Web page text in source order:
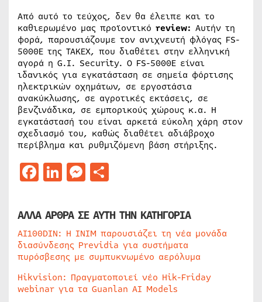
Από αυτό το τεύχος, δεν θα έλειπε και το
καθιερωμένο μας προϊοντικό review: Αυτήν τη
φορά, παρουσιάζουμε τον ανιχνευτή φλόγας FS-
5000E της TAKEX, που διαθέτει στην ελληνική
αγορά η G.I. Security. Ο FS-5000E είναι
ιδανικός για εγκατάσταση σε σημεία φόρτισης
ηλεκτρικών οχημάτων, σε εργοστάσια
ανακύκλωσης, σε αγροτικές εκτάσεις, σε
βενζινάδικα, σε εμπορικούς χώρους κ.α. Η
εγκατάστασή του είναι αρκετά εύκολη χάρη στον
σχεδιασμό του, καθώς διαθέτει αδιάβροχο
περίβλημα και ρυθμιζόμενη βάση στήριξης.
Facebook
LinkedIn
Messenger
ΑΛΛΑ ΑΡΘΡΑ ΣΕ ΑΥΤΗ ΤΗΝ ΚΑΤΗΓΟΡΙΑ
AI100DIN: Η INIM παρουσιάζει τη νέα μονάδα
διασύνδεσης Previdia για συστήματα
πυρόσβεσης με συμπυκνωμένο αερόλυμα
Hikvision: Πραγματοποιεί νέο Hik-Friday
webinar για τα Guanlan AI Models